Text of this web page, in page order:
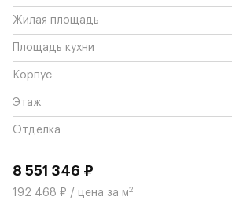
Жилая площадь
Площадь кухни
Корпус
Этаж
Отделка
8 551 346 ₽
192 468 ₽ / цена за м2